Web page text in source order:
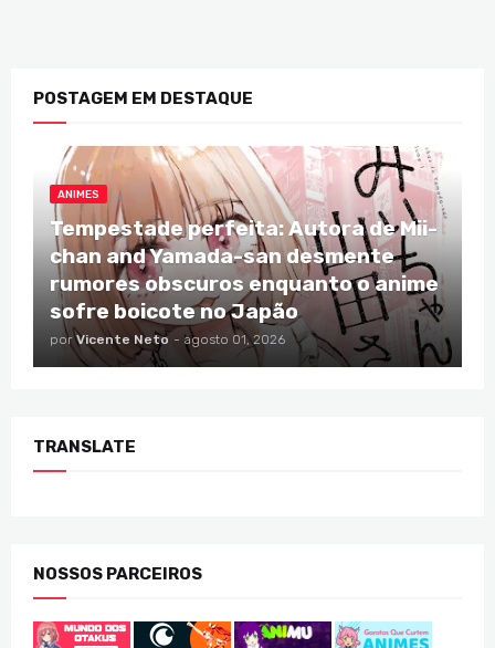
POSTAGEM EM DESTAQUE
ANIMES
Tempestade perfeita: Autora de Mii-
chan and Yamada-san desmente
rumores obscuros enquanto o anime
sofre boicote no Japão
por Vicente Neto - agosto 01, 2026
TRANSLATE
NOSSOS PARCEIROS